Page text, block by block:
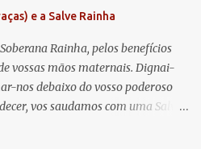
e a Salve Rainha
Rainha, pelos benefícios
vossas mãos maternais. Dignai-
nos debaixo do vosso poderoso
vos saudamos com uma Salve